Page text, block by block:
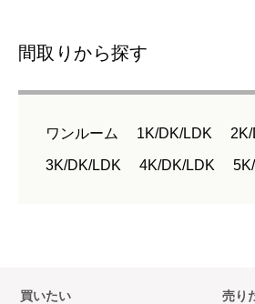
間取りから探す
ワンルーム 1K/DK/LDK
3K/DK/LDK 4K/DK/LDK
買いたい 売り